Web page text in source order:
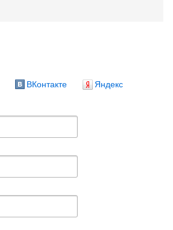
ВКонтакте Яндекс